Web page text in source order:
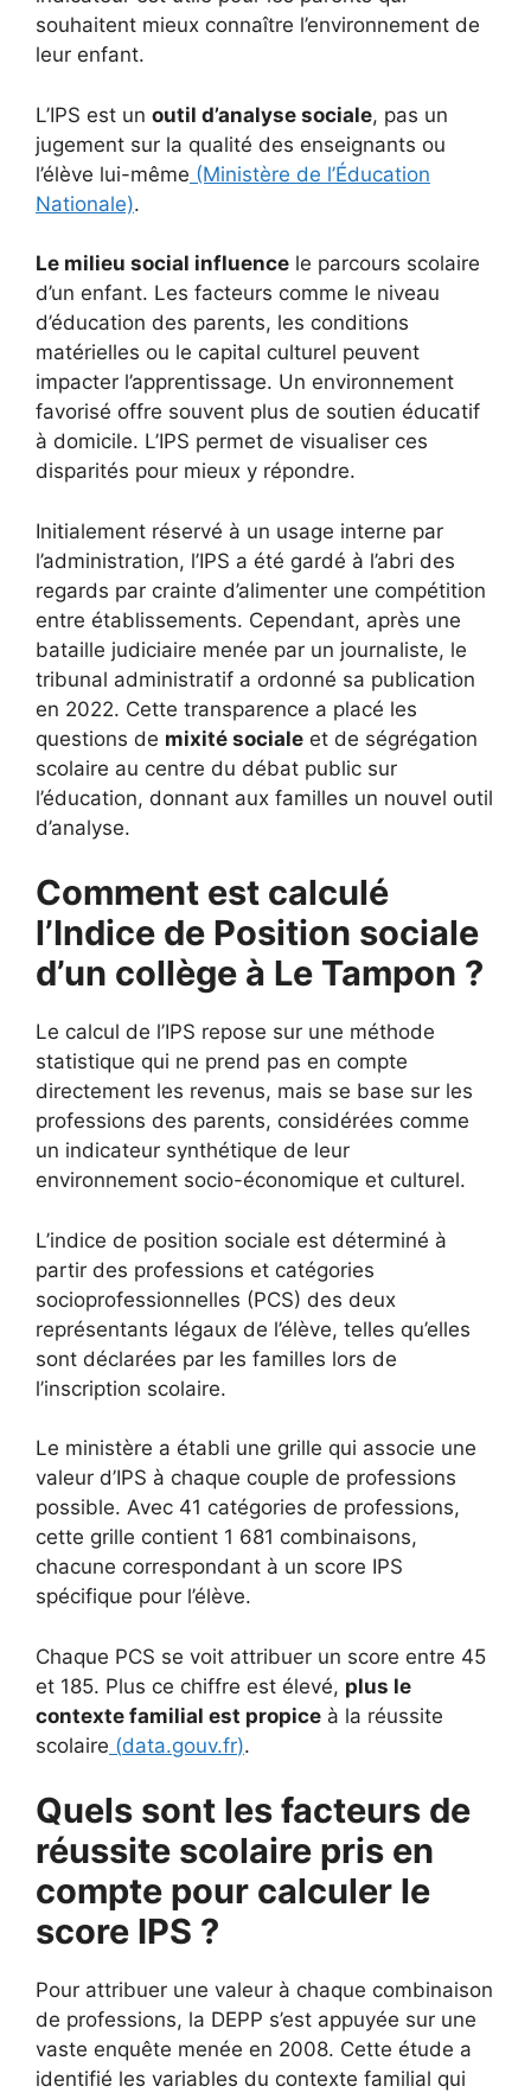
souhaitent mieux connaître l’environnement de
leur enfant.
L’IPS est un outil d’analyse sociale, pas un
jugement sur la qualité des enseignants ou
l’élève lui-même (Ministère de l’Éducation
Nationale).
Le milieu social influence le parcours scolaire
d’un enfant. Les facteurs comme le niveau
d’éducation des parents, les conditions
matérielles ou le capital culturel peuvent
impacter l’apprentissage. Un environnement
favorisé offre souvent plus de soutien éducatif
à domicile. L’IPS permet de visualiser ces
disparités pour mieux y répondre.
Initialement réservé à un usage interne par
l’administration, l’IPS a été gardé à l’abri des
regards par crainte d’alimenter une compétition
entre établissements. Cependant, après une
bataille judiciaire menée par un journaliste, le
tribunal administratif a ordonné sa publication
en 2022. Cette transparence a placé les
questions de mixité sociale et de ségrégation
scolaire au centre du débat public sur
l’éducation, donnant aux familles un nouvel outil
d’analyse.
Comment est calculé
l’Indice de Position sociale
d’un collège à Le Tampon ?
Le calcul de l’IPS repose sur une méthode
statistique qui ne prend pas en compte
directement les revenus, mais se base sur les
professions des parents, considérées comme
un indicateur synthétique de leur
environnement socio-économique et culturel.
L’indice de position sociale est déterminé à
partir des professions et catégories
socioprofessionnelles (PCS) des deux
représentants légaux de l’élève, telles qu’elles
sont déclarées par les familles lors de
l’inscription scolaire.
Le ministère a établi une grille qui associe une
valeur d’IPS à chaque couple de professions
possible. Avec 41 catégories de professions,
cette grille contient 1 681 combinaisons,
chacune correspondant à un score IPS
spécifique pour l’élève.
Chaque PCS se voit attribuer un score entre 45
et 185. Plus ce chiffre est élevé, plus le
contexte familial est propice à la réussite
scolaire (data.gouv.fr).
Quels sont les facteurs de
réussite scolaire pris en
compte pour calculer le
score IPS ?
Pour attribuer une valeur à chaque combinaison
de professions, la DEPP s’est appuyée sur une
vaste enquête menée en 2008. Cette étude a
identifié les variables du contexte familial qui